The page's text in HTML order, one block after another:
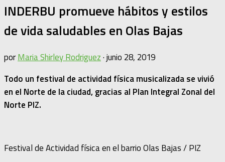
INDERBU promueve hábitos y estilos
de vida saludables en Olas Bajas
porMaria Shirley Rodriguez·junio 28, 2019
Todo un festival de actividad física musicalizada se vivió
en el Norte de la ciudad, gracias al Plan Integral Zonal del
Norte PIZ.
Festival de Actividad física en el barrio Olas Bajas / PIZ